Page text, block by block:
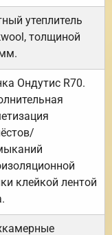
утеплитель
толщиной
Ондутис R70.
клейкой лентой